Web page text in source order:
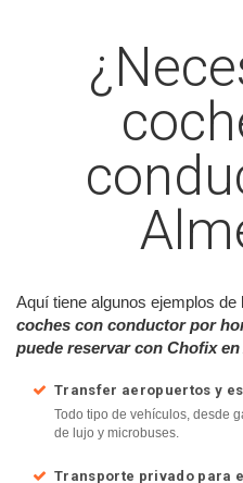
Aquí tiene algunos ejemplos
coches con conductor por
puede reservar con Chofix
Transfer aeropuertos y
Todo tipo de vehículos, desde
de lujo y microbuses.
Transporte privado para